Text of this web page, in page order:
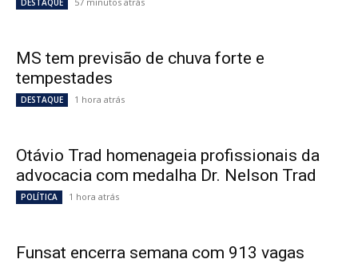
DESTAQUE
MS tem previsão de chuva forte e
tempestades
DESTAQUE 1 hora atrás
Otávio Trad homenageia profissionais da
advocacia com medalha Dr. Nelson Trad
POLÍTICA 1 hora atrás
Funsat encerra semana com 913 vagas